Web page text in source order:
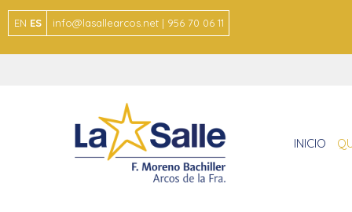
EN ES info@lasallearcos.net | 956 70 06 11
INICIO